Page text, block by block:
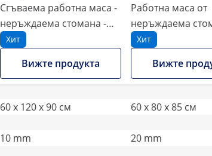
Сгъваема работна маса -
неръждаема стомана -
120 x 60 см
Хит
Вижте продукта
Работна маса от
неръждаема
x 60 см -
250 кг
Хит
Вижте
60 x 120 x 90 см 60 x 80 x 85 см
10 mm 20 mm